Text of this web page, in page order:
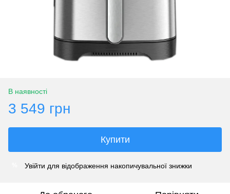
В наявності
3 549 грн
Купити
Увійти для відображення накопичувальної знижки